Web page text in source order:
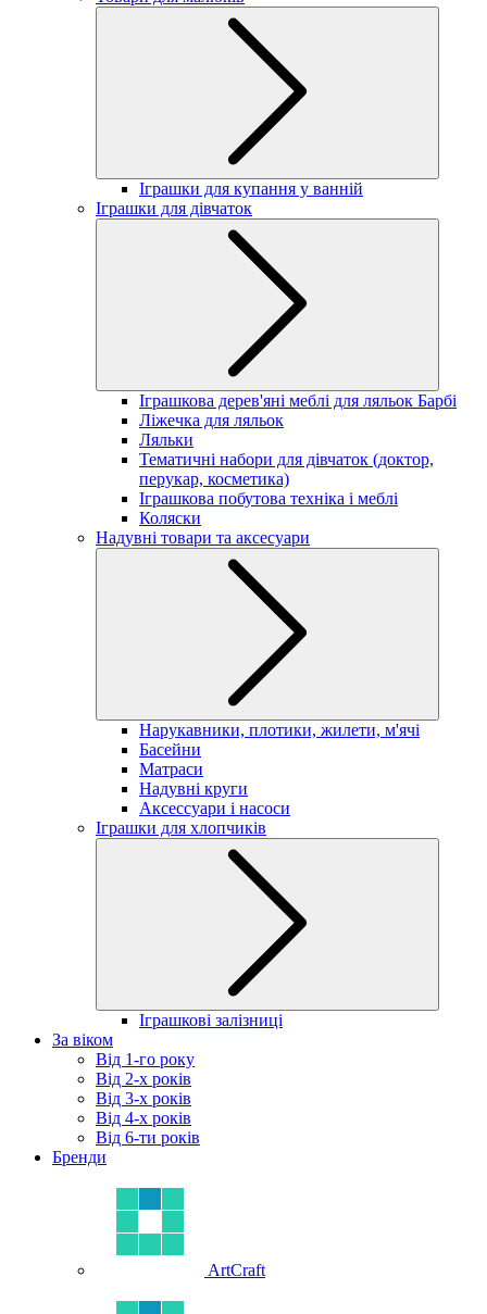
Іграшки для купання у ванній
Іграшки для дівчаток
Іграшкова дерев'яні меблі для ляльок Барбі
Ліжечка для ляльок
Ляльки
Тематичні набори для дівчаток (доктор,
перукар, косметика)
Іграшкова побутова техніка і меблі
Коляски
Надувні товари та аксесуари
Нарукавники, плотики, жилети, м'ячі
Басейни
Матраси
Надувні круги
Аксессуари і насоси
Іграшки для хлопчиків
Іграшкові залізниці
За віком
Від 1-го року
Від 2-х років
Від 3-х років
Від 4-х років
Від 6-ти років
Бренди
ArtCraft